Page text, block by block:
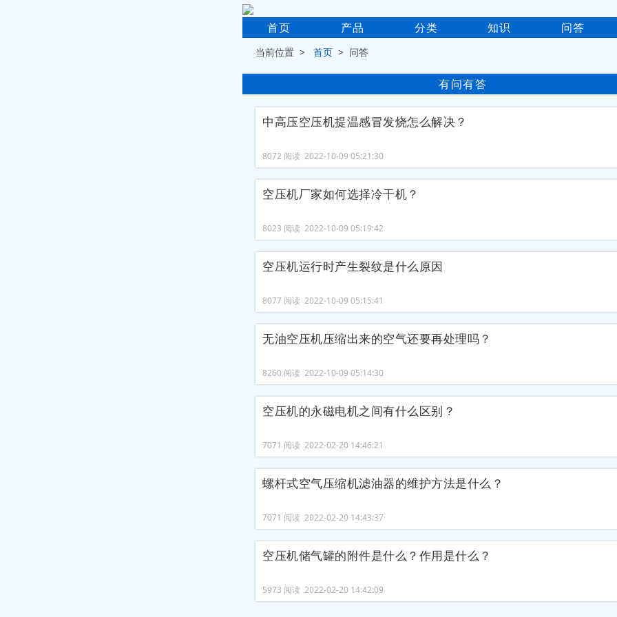
首页 产品 分类 知识 问答
当前位置 >首页 > 问答
有问有答
中高压空压机提温感冒发烧怎么解决？
8072 阅读 2022-10-09 05:21:30
空压机厂家如何选择冷干机？
8023 阅读 2022-10-09 05:19:42
空压机运行时产生裂纹是什么原因
8077 阅读 2022-10-09 05:15:41
无油空压机压缩出来的空气还要再处理吗？
8260 阅读 2022-10-09 05:14:30
空压机的永磁电机之间有什么区别？
7071 阅读 2022-02-20 14:46:21
螺杆式空气压缩机滤油器的维护方法是什么？
7071 阅读 2022-02-20 14:43:37
空压机储气罐的附件是什么？作用是什么？
5973 阅读 2022-02-20 14:42:09